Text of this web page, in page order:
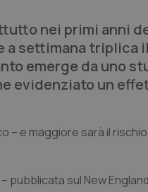
nei primi anni
a settimana triplica
emerge da uno
evidenziato un
– e maggiore sarà il
pubblicata sul New